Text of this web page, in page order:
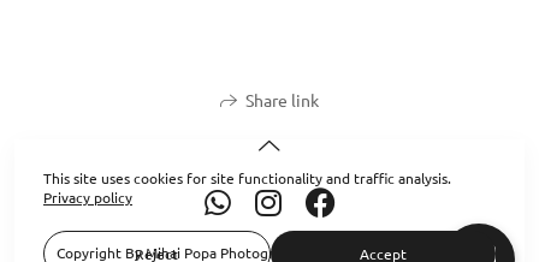
Share link
Copyright By Mihai Popa Photography 2026. All Rights Reserved.
This site uses cookies for site functionality and traffic analysis.
Privacy policy
Reject Accept